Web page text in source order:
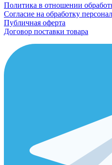
Политика в отношении
Согласие на обработку
Публичная оферта
Договор поставки товара